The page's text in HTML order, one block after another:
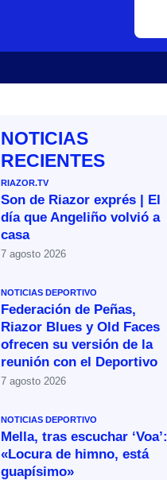
NOTICIAS
RECIENTES
RIAZOR.TV
Son de Riazor exprés | El
día que Angeliño volvió a
casa
7 agosto 2026
NOTICIAS DEPORTIVO
Federación de Peñas,
Riazor Blues y Old Faces
ofrecen su versión de la
reunión con el Deportivo
7 agosto 2026
NOTICIAS DEPORTIVO
Mella, tras escuchar ‘Voa’:
«Locura de himno, está
guapísimo»